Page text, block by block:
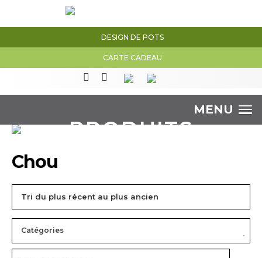
DESIGN DE POTS
CARTE CADEAU
MENU
PRODUITS
Chou
Catégories